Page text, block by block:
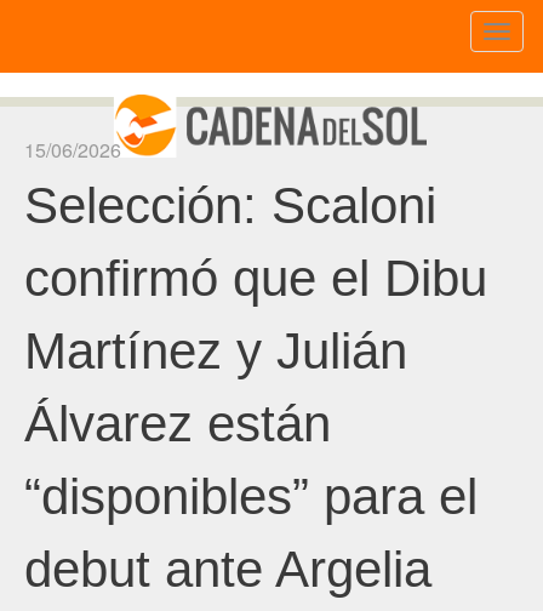
15/06/2026
Selección: Scaloni
confirmó que el Dibu
Martínez y Julián
Álvarez están
“disponibles” para el
debut ante Argelia